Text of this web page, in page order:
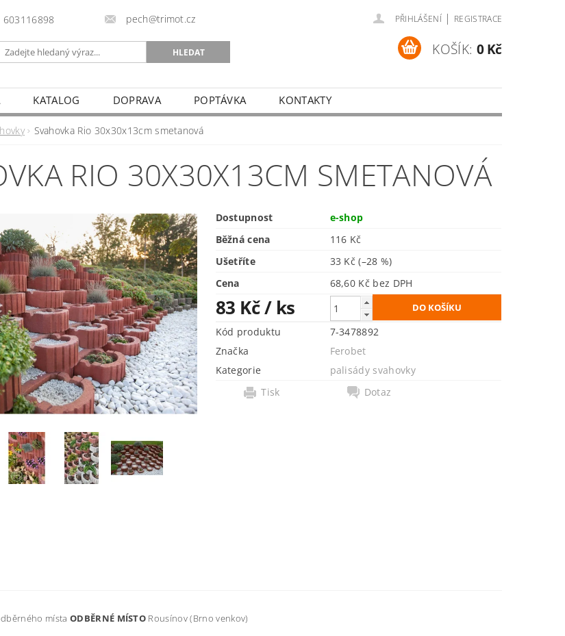
603116898 pech@trimot.cz PŘIHLÁŠENÍ | REGISTRACE
KOŠÍK: 0 Kč
KATALOG DOPRAVA POPTÁVKA KONTAKTY
Svahovka Rio 30x30x13cm smetanová
RIO 30X30X13CM SMETANOVÁ
Dostupnost
e-shop
Běžná cena
116 Kč
Ušetříte
33 Kč(–28 %)
Cena
68,60 Kč bez DPH
83 Kč/ ks
Kód produktu
7-3478892
Značka
Ferobet
Kategorie
palisády svahovky
Tisk
Dotaz
místa ODBĚRNÉ MÍSTO Rousínov (Brno venkov)